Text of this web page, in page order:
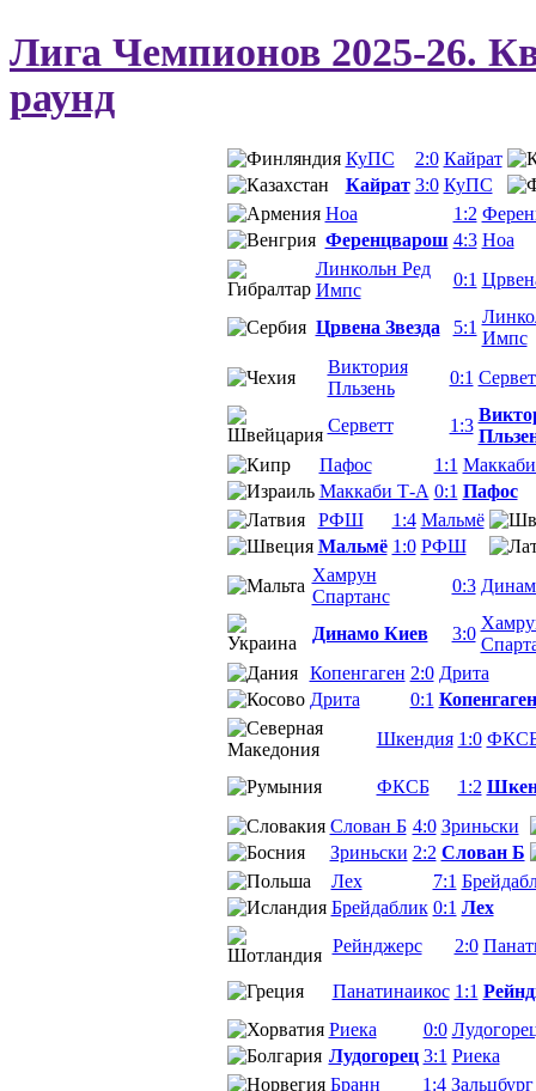
Лига Чемпионов 2025-26.
раунд
КуПС 2:0 Кайрат
Кайрат 3:0 КуПС
Ноа
1:2
Ференцварош 4:3 Ноа
Линкольн Ред
Импс
0:1
Црвена Звезда 5:1
Импс
Виктория
Пльзень
0:1
Серветт 1:3
Пафос
1:1
Маккаби Т-А 0:1 Пафос
РФШ
1:4 Мальмё
Мальмё 1:0 РФШ
Хамрун
Спартанс
0:3
Динамо Киев 3:0
Копенгаген 2:0 Дрита
Дрита
0:1 Копенгаген
Шкендия 1:0
ФКСБ 1:2
Слован Б 4:0 Зриньски
Зриньски 2:2 Слован Б
Лех
7:1
Брейдаблик 0:1 Лех
Рейнджерс
2:0
Панатинаикос 1:1
Риека
0:0
Лудогорец 3:1 Риека
Бранн
1:4 Зальцбург